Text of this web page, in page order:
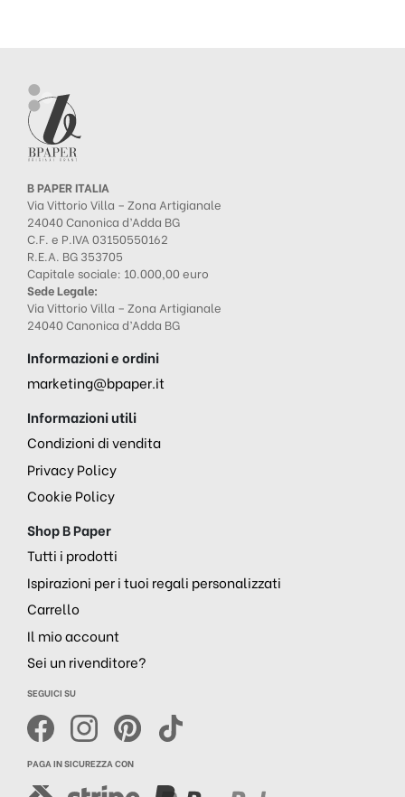
B PAPER ITALIA
Via Vittorio Villa – Zona Artigianale
24040 Canonica d’Adda BG
C.F. e P.IVA 03150550162
R.E.A. BG 353705
Capitale sociale: 10.000,00 euro
Sede Legale:
Via Vittorio Villa – Zona Artigianale
24040 Canonica d’Adda BG
Informazioni e ordini
marketing@bpaper.it
Informazioni utili
Condizioni di vendita
Privacy Policy
Cookie Policy
Shop B Paper
Tutti i prodotti
Ispirazioni per i tuoi regali personalizzati
Carrello
Il mio account
Sei un rivenditore?
SEGUICI SU
PAGA IN SICUREZZA CON